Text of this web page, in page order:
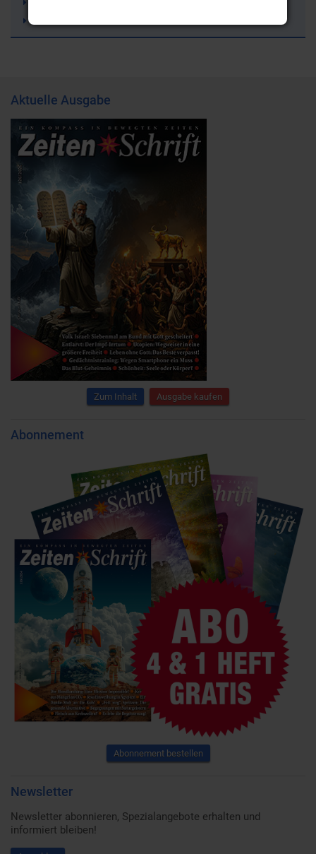
Aktuelle Ausgabe
Zum Inhalt Ausgabe kaufen
Abonnement
Abonnement bestellen
Newsletter
Newsletter abonnieren, Spezialangebote erhalten und
informiert bleiben!